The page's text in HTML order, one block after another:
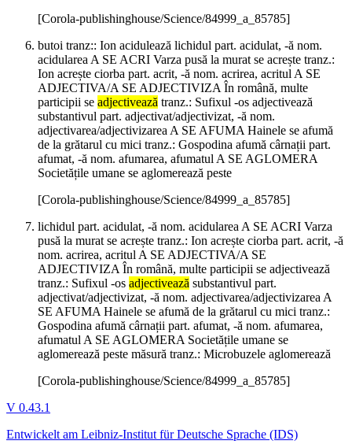
[Corola-publishinghouse/Science/84999_a_85785]
butoi tranz:: Ion acidulează lichidul part. acidulat, -ă nom.
acidularea A SE ACRI Varza pusă la murat se acrește tranz.:
Ion acrește ciorba part. acrit, -ă nom. acrirea, acritul A SE
ADJECTIVA/A SE ADJECTIVIZA În română, multe
participii se adjectivează tranz.: Sufixul -os adjectivează
substantivul part. adjectivat/adjectivizat, -ă nom.
adjectivarea/adjectivizarea A SE AFUMA Hainele se afumă
de la grătarul cu mici tranz.: Gospodina afumă cârnații part.
afumat, -ă nom. afumarea, afumatul A SE AGLOMERA
Societățile umane se aglomerează peste
[Corola-publishinghouse/Science/84999_a_85785]
lichidul part. acidulat, -ă nom. acidularea A SE ACRI Varza
pusă la murat se acrește tranz.: Ion acrește ciorba part. acrit, -ă
nom. acrirea, acritul A SE ADJECTIVA/A SE
ADJECTIVIZA În română, multe participii se adjectivează
tranz.: Sufixul -os adjectivează substantivul part.
adjectivat/adjectivizat, -ă nom. adjectivarea/adjectivizarea A
SE AFUMA Hainele se afumă de la grătarul cu mici tranz.:
Gospodina afumă cârnații part. afumat, -ă nom. afumarea,
afumatul A SE AGLOMERA Societățile umane se
aglomerează peste măsură tranz.: Microbuzele aglomerează
[Corola-publishinghouse/Science/84999_a_85785]
V 0.43.1
Entwickelt am Leibniz-Institut für Deutsche Sprache (IDS)